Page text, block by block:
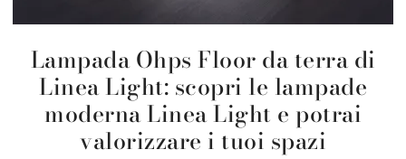
Lampada Ohps Floor da terra di
Linea Light: scopri le lampade
moderna Linea Light e potrai
valorizzare i tuoi spazi